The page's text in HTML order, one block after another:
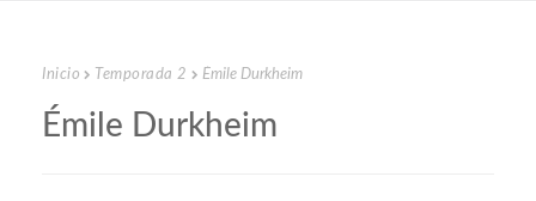
Inicio Temporada 2 Émile Durkheim
Émile Durkheim